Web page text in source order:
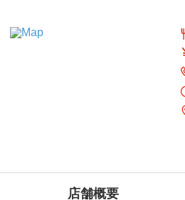
店舗概要